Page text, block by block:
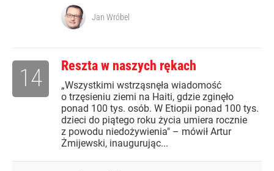
Jan Wróbel
Reszta w naszych rękach
„Wszystkimi wstrząsnęła wiadomość
o trzęsieniu ziemi na Haiti, gdzie zginęło
ponad 100 tys. osób. W Etiopii ponad 100 tys.
dzieci do piątego roku życia umiera rocznie
z powodu niedożywienia" – mówił Artur
Żmijewski, inaugurując...
14